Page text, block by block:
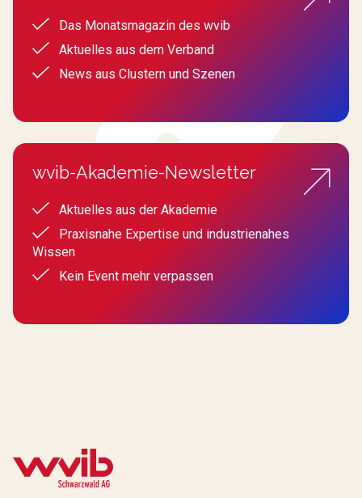
Das Monatsmagazin des wvib
Aktuelles aus dem Verband
News aus Clustern und Szenen
wvib-Akademie-Newsletter
Aktuelles aus der Akademie
Praxisnahe Expertise und industrienahes
Wissen
Kein Event mehr verpassen